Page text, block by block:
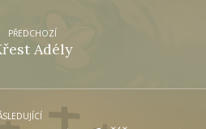
PŘEDCHOZÍ
Adély